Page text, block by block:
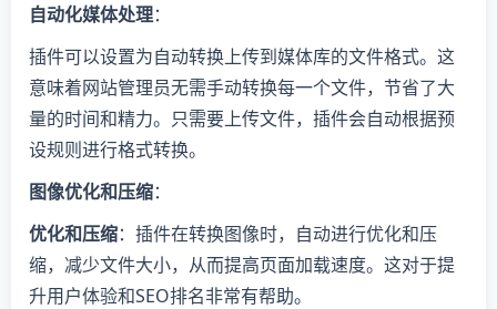
自动化媒体处理：
插件可以设置为自动转换上传到媒体库的文件格式。这
意味着网站管理员无需手动转换每一个文件，节省了大
量的时间和精力。只需要上传文件，插件会自动根据预
设规则进行格式转换。
图像优化和压缩：
优化和压缩：插件在转换图像时，自动进行优化和压
缩，减少文件大小，从而提高页面加载速度。这对于提
升用户体验和SEO排名非常有帮助。